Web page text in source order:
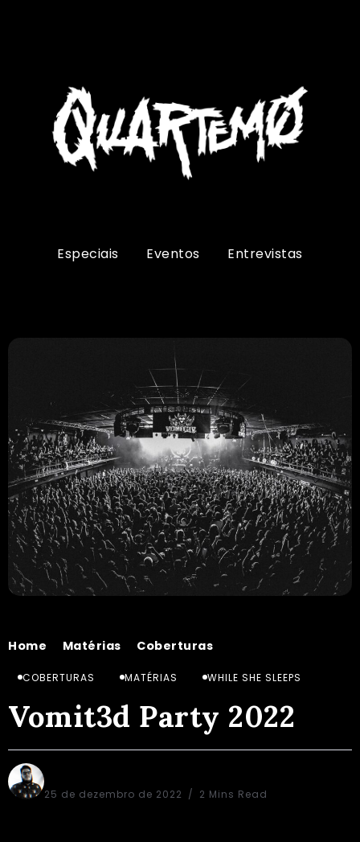
Especiais Eventos Entrevistas
Home Matérias Coberturas
COBERTURAS MATÉRIAS WHILE SHE SLEEPS
Vomit3d Party 2022
25 de dezembro de 2022 2 Mins Read